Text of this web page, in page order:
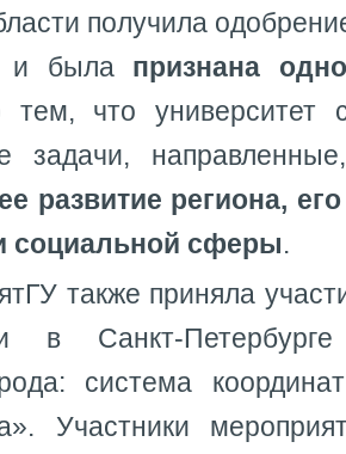
получила
и была признана
тем, что университет
задачи,
развитие региона,
социальной сферы.
также приняла
в Санкт-
система
Участники